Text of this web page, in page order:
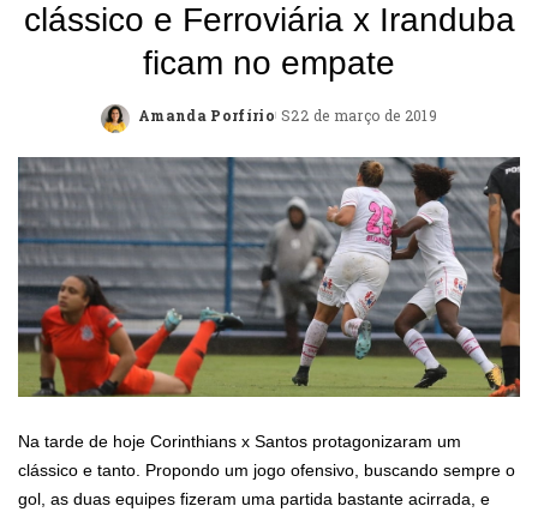
clássico e Ferroviária x Iranduba
ficam no empate
Posted
Amanda Porfírio 22 de março de 2019
Na tarde de hoje Corinthians x Santos protagonizaram um
clássico e tanto. Propondo um jogo ofensivo, buscando sempre o
gol, as duas equipes fizeram uma partida bastante acirrada, e